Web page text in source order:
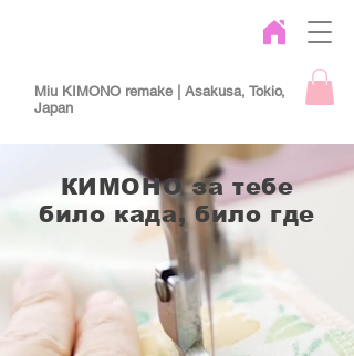
Miu KIMONO remake | Asakusa, Tokio,
Japan
КИМОНО за тебе
било када, било где